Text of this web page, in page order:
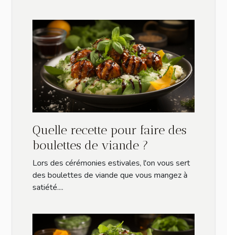
Quelle recette pour faire des
boulettes de viande ?
Lors des cérémonies estivales, l'on vous sert
des boulettes de viande que vous mangez à
satiété....